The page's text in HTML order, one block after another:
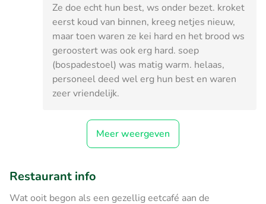
Ze doe echt hun best, ws onder bezet. kroket
eerst koud van binnen, kreeg netjes nieuw,
maar toen waren ze kei hard en het brood ws
geroostert was ook erg hard. soep
(bospadestoel) was matig warm. helaas,
personeel deed wel erg hun best en waren
zeer vriendelijk.
Meer weergeven
Restaurant info
Wat ooit begon als een gezellig eetcafé aan de